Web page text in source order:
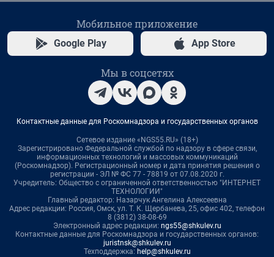
Мобильное приложение
Google Play App Store
Мы в соцсетях
Контактные данные для Роскомнадзора и государственных органов
Сетевое издание «NGS55.RU» (18+)
Зарегистрировано Федеральной службой по надзору в сфере связи,
информационных технологий и массовых коммуникаций
(Роскомнадзор). Регистрационный номер и дата принятия решения о
регистрации - ЭЛ № ФС 77 - 78819 от 07.08.2020 г.
Учредитель: Общество с ограниченной ответственностью "ИНТЕРНЕТ
ТЕХНОЛОГИИ"
Главный редактор: Назарчук Ангелина Алексеевна
Адрес редакции: Россия, Омск, ул. Т. К. Щербанева, 25, офис 402, телефон
8 (3812) 38-08-69
Электронный адрес редакции: ngs55@shkulev.ru
Контактные данные для Роскомнадзора и государственных органов:
juristnsk@shkulev.ru
Техподдержка: help@shkulev.ru